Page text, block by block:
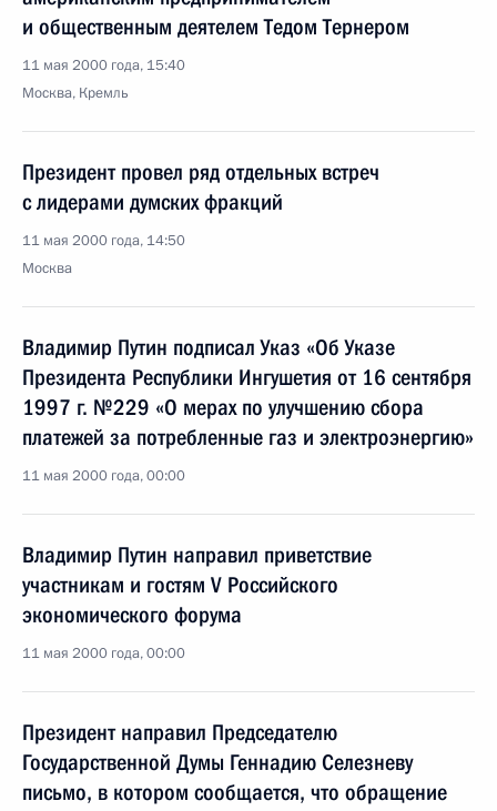
и общественным деятелем Тедом Тернером
11 мая 2000 года, 15:40
Москва, Кремль
Президент провел ряд отдельных встреч
с лидерами думских фракций
11 мая 2000 года, 14:50
Москва
Владимир Путин подписал Указ «Об Указе
Президента Республики Ингушетия от 16 сентября
1997 г. №229 «О мерах по улучшению сбора
платежей за потребленные газ и электроэнергию»
11 мая 2000 года, 00:00
Владимир Путин направил приветствие
участникам и гостям V Российского
экономического форума
11 мая 2000 года, 00:00
Президент направил Председателю
Государственной Думы Геннадию Селезневу
письмо, в котором сообщается, что обращение